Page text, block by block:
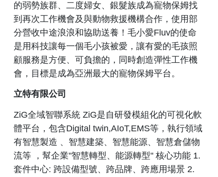
的弱勢族群、二度婦女、銀髮族成為寵物保姆找
到再次工作機會及與動物救援機構合作，使用部
分營收中途浪浪和協助送養！毛小愛Fluv的使命
是用科技讓每一個毛小孩被愛，讓有愛的毛孩照
顧服務是方便、可負擔的，同時創造彈性工作機
會，目標是成為亞洲最大的寵物保姆平台。
立特有限公司
ZiG全域智聯系統 ZiG是自研發模組化的可視化軟
體平台，包含Digital twin,AIoT,EMS等，執行領域
有智慧製造 、智慧建築、智慧能源、智慧倉儲物
流等 ，幫企業"智慧轉型、能源轉型" 核心功能 1.
套件中心: 跨設備型號、跨品牌、跨應用場景 2.